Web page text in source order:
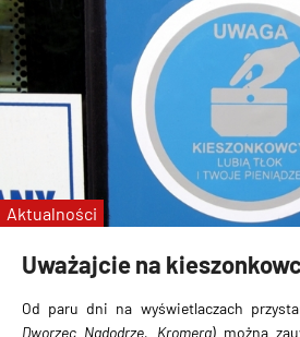
Uważajcie na
Od paru dni na wyświetlaczach
Dworzec Nadodrze, Kromera) można
Aktualności